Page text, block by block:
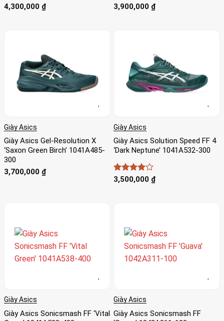
4,300,000 ₫
3,900,000 ₫
Giày Asics
Giày Asics Gel-Resolution X
‘Saxon Green Birch’ 1041A485-
300
3,700,000 ₫
Giày Asics
Giày Asics Solution Speed FF 4
‘Dark Neptune’ 1041A532-300
Được
3,500,000 ₫
Giày Asics
Giày Asics Sonicsmash FF ‘Vital
Giày Asics
Giày Asics Sonicsmash FF